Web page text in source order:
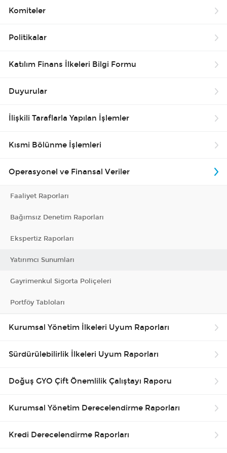
Komiteler
Politikalar
Katılım Finans İlkeleri Bilgi Formu
Duyurular
İlişkili Taraflarla Yapılan İşlemler
Kısmi Bölünme İşlemleri
Operasyonel ve Finansal Veriler
Faaliyet Raporları
Bağımsız Denetim Raporları
Ekspertiz Raporları
Yatırımcı Sunumları
Gayrimenkul Sigorta Poliçeleri
Portföy Tabloları
Kurumsal Yönetim İlkeleri Uyum Raporları
Sürdürülebilirlik İlkeleri Uyum Raporları
Doğuş GYO Çift Önemlilik Çalıştayı Raporu
Kurumsal Yönetim Derecelendirme Raporları
Kredi Derecelendirme Raporları